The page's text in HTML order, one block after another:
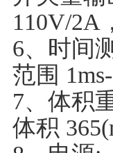
110V/2A
6、时间
范围
7、体积
体积